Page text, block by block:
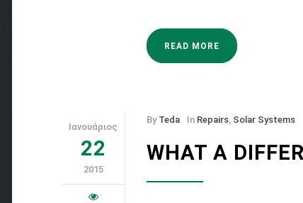
READ MORE
Ιανουάριος
22
2015
By Teda In Repairs, Solar Systems
WHAT A